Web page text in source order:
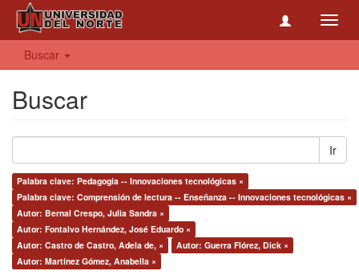
Buscar
Buscar
Ir
Palabra clave: Pedagogía -- Innovaciones tecnológicas ×
Palabra clave: Comprensión de lectura -- Enseñanza -- Innovaciones tecnológicas ×
Autor: Bernal Crespo, Julia Sandra ×
Autor: Fontalvo Hernández, José Eduardo ×
Autor: Castro de Castro, Adela de, ×
Autor: Guerra Flórez, Dick ×
Autor: Martínez Gómez, Anabella ×